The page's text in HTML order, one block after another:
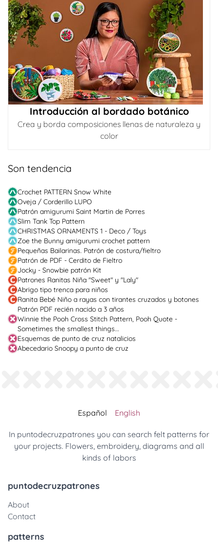
Introducción al bordado botánico
Crea y borda composiciones llenas de naturaleza y
color
Son tendencia
Crochet PATTERN Snow White
Oveja / Corderillo LUPO
Patrón amigurumi Saint Martin de Porres
Slim Tank Top Pattern
CHRISTMAS ORNAMENTS 1 - Deco / Toys
Zoe the Bunny amigurumi crochet pattern
Pequeñas Bailarinas. Patrón de costura/fieltro
Patrón de PDF - Cerdito de Fieltro
Jocky - Snowbie patrón Kit
Patrones Ranitas Niña "Sweet" y "Laly"
Abrigo tipo trenca para niños
Ranita Bebé Niño a rayas con tirantes cruzados y botones
Patrón PDF recién nacido a 3 años
Winnie the Pooh Cross Stitch Pattern, Pooh Quote -
Sometimes the smallest things...
Esquemas de punto de cruz natalicios
Abecedario Snoopy a punto de cruz
Español English
In puntodecruzpatrones you can search felt patterns for
your projects. Flowers, embroidery, diagrams and all
kinds of labors
puntodecruzpatrones
About
Contact
patterns